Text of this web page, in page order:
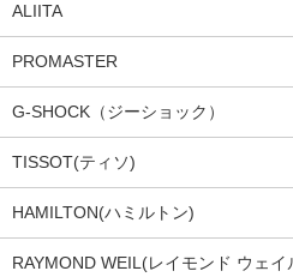
ALIITA
PROMASTER
G-SHOCK（ジーショック）
TISSOT(ティソ)
HAMILTON(ハミルトン)
RAYMOND WEIL(レイモンド ウェイ